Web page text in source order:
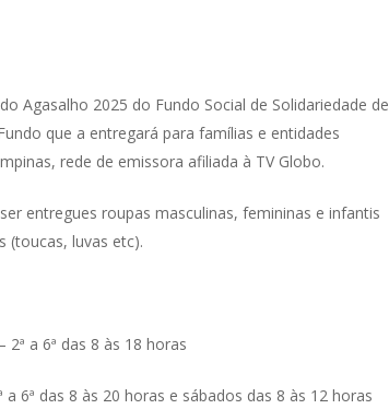
Agasalho 2025 do Fundo Social de Solidariedade de
que a entregará para famílias e entidades
rede de emissora afiliada à TV Globo.
entregues roupas masculinas, femininas e infantis
(toucas, luvas etc).
a 6ª das 8 às 18 horas
6ª das 8 às 20 horas e sábados das 8 às 12 horas